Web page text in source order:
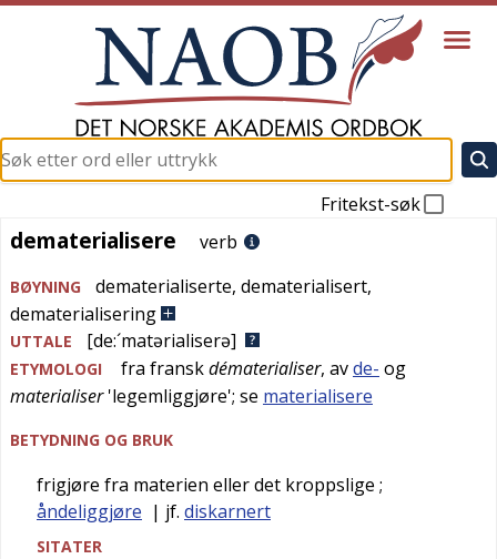
Fritekst-søk
dematerialisere
dematerialisere verb
BØYNING dematerialiserte, dematerialisert,
dematerialisering
UTTALE [de:´matərialiserə]
ETYMOLOGI fra franskdématerialiser, avde- og
materialiser'legemliggjøre'; se materialisere
BETYDNING OG BRUK
frigjøre fra materien eller det kroppslige ;
åndeliggjøre | jf. diskarnert
SITATER